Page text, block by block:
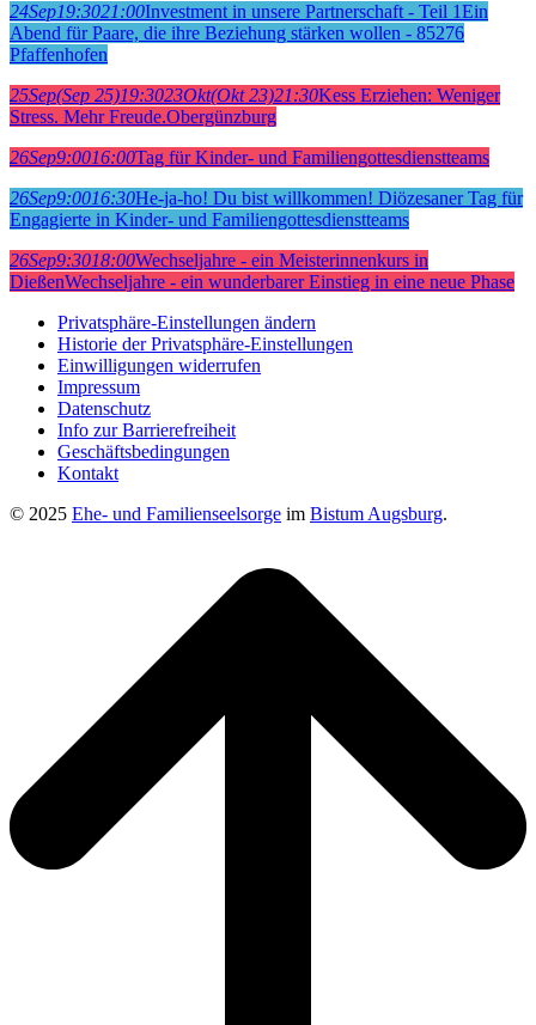
24Sep19:3021:00Investment in unsere Partnerschaft - Teil 1Ein
Abend für Paare, die ihre Beziehung stärken wollen - 85276
Pfaffenhofen
25Sep(Sep 25)19:3023Okt(Okt 23)21:30Kess Erziehen: Weniger
Stress. Mehr Freude.Obergünzburg
26Sep9:0016:00Tag für Kinder- und Familiengottesdienstteams
26Sep9:0016:30He-ja-ho! Du bist willkommen! Diözesaner Tag für
Engagierte in Kinder- und Familiengottesdienstteams
26Sep9:3018:00Wechseljahre - ein Meisterinnenkurs in
DießenWechseljahre - ein wunderbarer Einstieg in eine neue Phase
Privatsphäre-Einstellungen ändern
Historie der Privatsphäre-Einstellungen
Einwilligungen widerrufen
Impressum
Datenschutz
Info zur Barrierefreiheit
Geschäftsbedingungen
Kontakt
© 2025 Ehe- und Familienseelsorge im Bistum Augsburg.